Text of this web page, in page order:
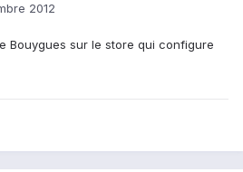
2012
Bouygues sur le store qui configure